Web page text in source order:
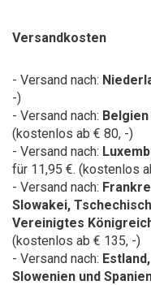
Versandkosten
- Versand nach:
-)
- Versand nach:
(kostenlos ab € 80, -)
- Versand nach:
für 11,95 €. (kostenlos
- Versand nach:
Slowakei,
Vereinigtes
(kostenlos ab € 135, -)
- Versand nach:
Slowenien und